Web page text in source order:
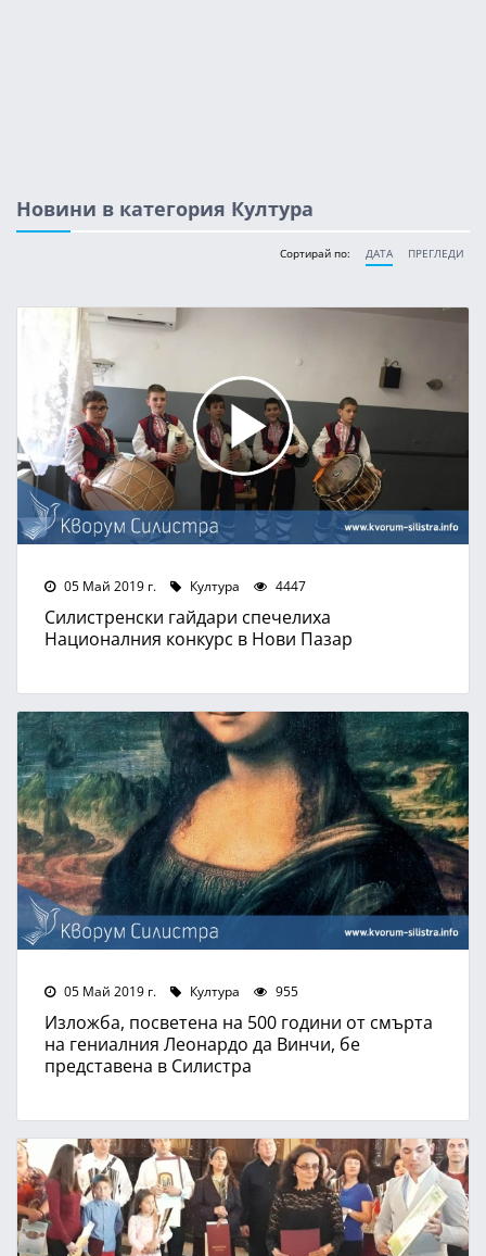
Новини в категория Култура
Сортирай по: ДАТА ПРЕГЛЕДИ
05 Май 2019 г. Култура 4447
Силистренски гайдари спечелиха
Националния конкурс в Нови Пазар
05 Май 2019 г. Култура 955
Изложба, посветена на 500 години от смърта
на гениалния Леонардо да Винчи, бе
представена в Силистра